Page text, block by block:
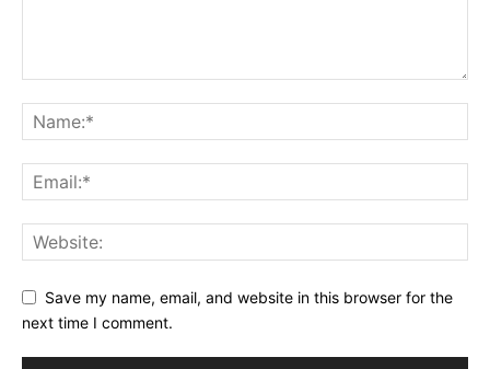
Save my name, email, and website in this browser for the
next time I comment.